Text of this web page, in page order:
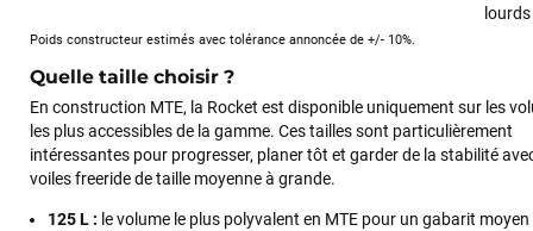
lourds
Poids constructeur estimés avec tolérance annoncée de +/- 10%.
Quelle taille choisir ?
En construction MTE, la Rocket est disponible uniquement sur les
les plus accessibles de la gamme. Ces tailles sont particulièrement
intéressantes pour progresser, planer tôt et garder de la stabilité
voiles freeride de taille moyenne à grande.
125 L : le volume le plus polyvalent en MTE pour un gabarit